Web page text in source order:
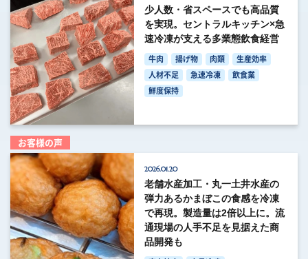
少人数・省スペースでも高品質
を実現。セントラルキッチン×急
速冷凍が支える多業態飲食経営
牛肉 揚げ物 肉類
生産効率
人材不足
急速冷凍
飲食業
鮮度保持
お客様の声
2026.01.20
老舗水産加工・丸一土井水産の
弾力あるかまぼこの食感を冷凍
で再現。製造量は2倍以上に。流
通現場の人手不足を見据えた商
品開発も